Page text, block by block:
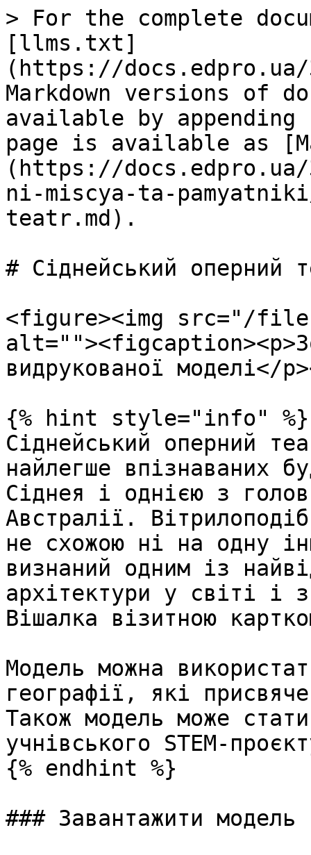
> For the complete
[llms.txt]
(https://
Markdown versions of
available by
page is available as
(https://docs.edpro.ua/
ni-miscya-ta-
teatr.md).
# Сіднейський оперний
<figure><img src="/
видрукованої
{% hint style="info" %}
Сіднейський оперний
найлегше впізнаваних
Сіднея і однією з
Австралії.
не схожою ні на одну
визнаний одним із
архітектури у світі і
Вішалка візитною
Модель можна
географії, які
Також модель може
учнівського STEM-
{% endhint %}
### Завантажити модель